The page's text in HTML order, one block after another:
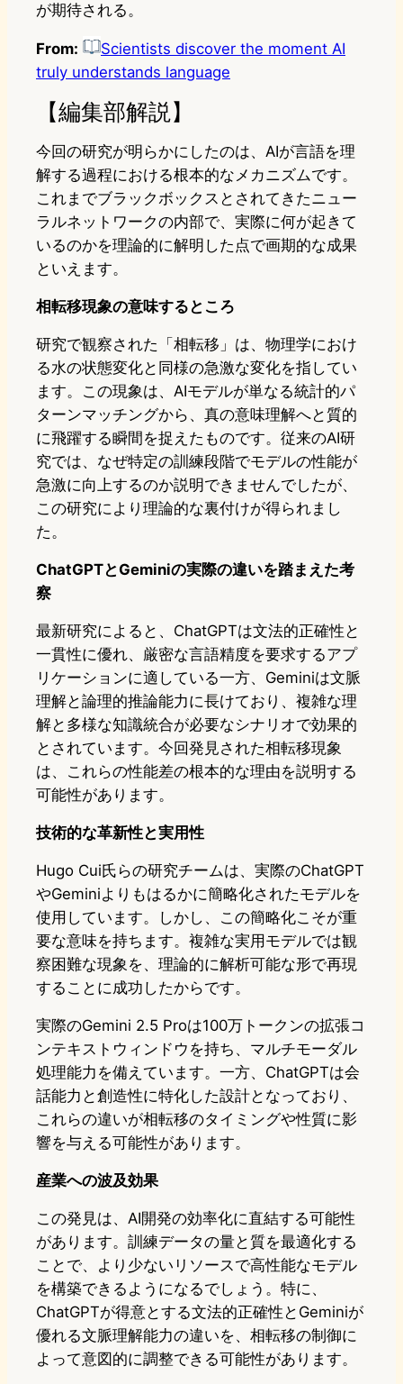
が期待される。
From:
Scientists discover the moment AI
truly understands language
【編集部解説】
今回の研究が明らかにしたのは、AIが言語を理
解する過程における根本的なメカニズムです。
これまでブラックボックスとされてきたニュー
ラルネットワークの内部で、実際に何が起きて
いるのかを理論的に解明した点で画期的な成果
といえます。
相転移現象の意味するところ
研究で観察された「相転移」は、物理学におけ
る水の状態変化と同様の急激な変化を指してい
ます。この現象は、AIモデルが単なる統計的パ
ターンマッチングから、真の意味理解へと質的
に飛躍する瞬間を捉えたものです。従来のAI研
究では、なぜ特定の訓練段階でモデルの性能が
急激に向上するのか説明できませんでしたが、
この研究により理論的な裏付けが得られまし
た。
ChatGPTとGeminiの実際の違いを踏まえた考
察
最新研究によると、ChatGPTは文法的正確性と
一貫性に優れ、厳密な言語精度を要求するアプ
リケーションに適している一方、Geminiは文脈
理解と論理的推論能力に長けており、複雑な理
解と多様な知識統合が必要なシナリオで効果的
とされています。今回発見された相転移現象
は、これらの性能差の根本的な理由を説明する
可能性があります。
技術的な革新性と実用性
Hugo Cui氏らの研究チームは、実際のChatGPT
やGeminiよりもはるかに簡略化されたモデルを
使用しています。しかし、この簡略化こそが重
要な意味を持ちます。複雑な実用モデルでは観
察困難な現象を、理論的に解析可能な形で再現
することに成功したからです。
実際のGemini 2.5 Proは100万トークンの拡張コ
ンテキストウィンドウを持ち、マルチモーダル
処理能力を備えています。一方、ChatGPTは会
話能力と創造性に特化した設計となっており、
これらの違いが相転移のタイミングや性質に影
響を与える可能性があります。
産業への波及効果
この発見は、AI開発の効率化に直結する可能性
があります。訓練データの量と質を最適化する
ことで、より少ないリソースで高性能なモデル
を構築できるようになるでしょう。特に、
ChatGPTが得意とする文法的正確性とGeminiが
優れる文脈理解能力の違いを、相転移の制御に
よって意図的に調整できる可能性があります。